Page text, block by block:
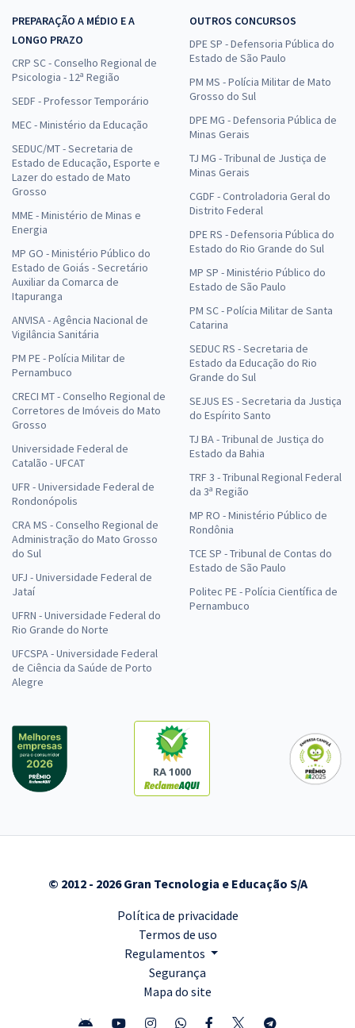
PREPARAÇÃO A MÉDIO E A
LONGO PRAZO
CRP SC - Conselho Regional de
Psicologia - 12ª Região
SEDF - Professor Temporário
MEC - Ministério da Educação
SEDUC/MT - Secretaria de
Estado de Educação, Esporte e
Lazer do estado de Mato
Grosso
MME - Ministério de Minas e
Energia
MP GO - Ministério Público do
Estado de Goiás - Secretário
Auxiliar da Comarca de
Itapuranga
ANVISA - Agência Nacional de
Vigilância Sanitária
PM PE - Polícia Militar de
Pernambuco
CRECI MT - Conselho Regional de
Corretores de Imóveis do Mato
Grosso
Universidade Federal de
Catalão - UFCAT
UFR - Universidade Federal de
Rondonópolis
CRA MS - Conselho Regional de
Administração do Mato Grosso
do Sul
UFJ - Universidade Federal de
Jataí
UFRN - Universidade Federal do
Rio Grande do Norte
UFCSPA - Universidade Federal
de Ciência da Saúde de Porto
Alegre
OUTROS CONCURSOS
DPE SP - Defensoria Pública do
Estado de São Paulo
PM MS - Polícia Militar de Mato
Grosso do Sul
DPE MG - Defensoria Pública de
Minas Gerais
TJ MG - Tribunal de Justiça de
Minas Gerais
CGDF - Controladoria Geral do
Distrito Federal
DPE RS - Defensoria Pública do
Estado do Rio Grande do Sul
MP SP - Ministério Público do
Estado de São Paulo
PM SC - Polícia Militar de Santa
Catarina
SEDUC RS - Secretaria de
Estado da Educação do Rio
Grande do Sul
SEJUS ES - Secretaria da Justiça
do Espírito Santo
TJ BA - Tribunal de Justiça do
Estado da Bahia
TRF 3 - Tribunal Regional Federal
da 3ª Região
MP RO - Ministério Público de
Rondônia
TCE SP - Tribunal de Contas do
Estado de São Paulo
Politec PE - Polícia Científica de
Pernambuco
RA 1000
© 2012 - 2026 Gran Tecnologia e Educação S/A
Política de privacidade
Termos de uso
Regulamentos
Segurança
Mapa do site